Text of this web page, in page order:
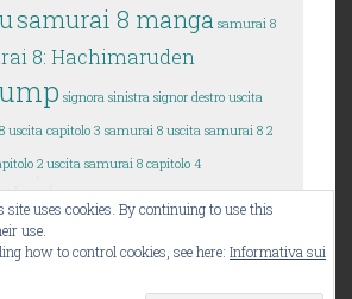
samurai 8 manga samurai 8
8: Hachimaruden
signora sinistra signor destro uscita
uscita capitolo 3 samurai 8 uscita samurai 8 2
2 uscita samurai 8 capitolo 4
site uses cookies. By continuing to use this
use.
how to control cookies, see here: Informativa sui